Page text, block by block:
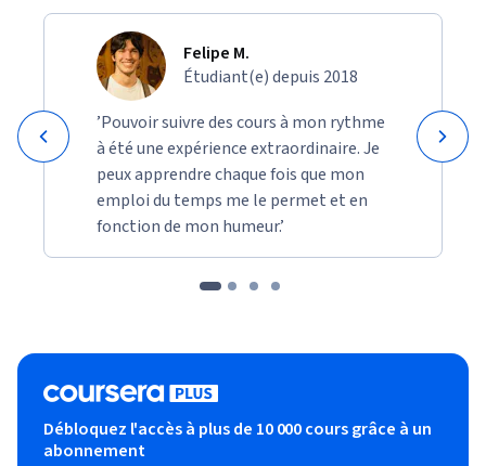
Felipe M.
Étudiant(e) depuis 2018
’Pouvoir suivre des cours à mon rythme
à été une expérience extraordinaire. Je
peux apprendre chaque fois que mon
emploi du temps me le permet et en
fonction de mon humeur.’
Débloquez l'accès à plus de 10 000 cours grâce à un
abonnement